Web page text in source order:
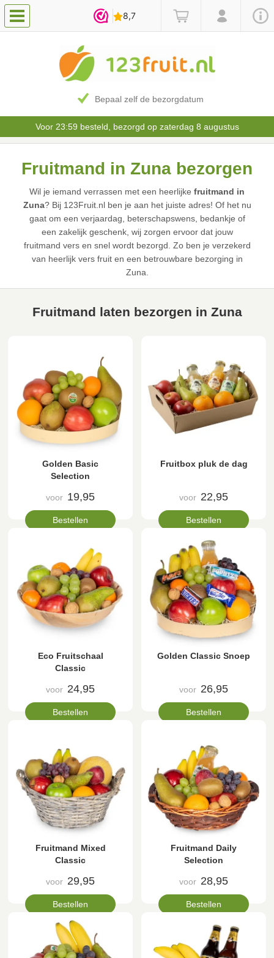
Bepaal zelf de bezorgdatum
Voor 23:59 besteld, bezorgd op zaterdag 8 augustus
Fruitmand in Zuna bezorgen
Wil je iemand verrassen met een heerlijke fruitmand in
Zuna? Bij 123Fruit.nl ben je aan het juiste adres! Of het nu
gaat om een verjaardag, beterschapswens, bedankje of
een zakelijk geschenk, wij zorgen ervoor dat jouw
fruitmand vers en snel wordt bezorgd. Zo ben je verzekerd
van heerlijk vers fruit en een betrouwbare bezorging in
Zuna.
Fruitmand laten bezorgen in Zuna
Golden Basic
Selection
voor 19,95
Bestellen
Fruitbox pluk de dag
voor 22,95
Bestellen
Eco Fruitschaal
Classic
voor 24,95
Bestellen
Golden Classic Snoep
voor 26,95
Bestellen
Fruitmand Mixed
Classic
voor 29,95
Bestellen
Fruitmand Daily
Selection
voor 28,95
Bestellen